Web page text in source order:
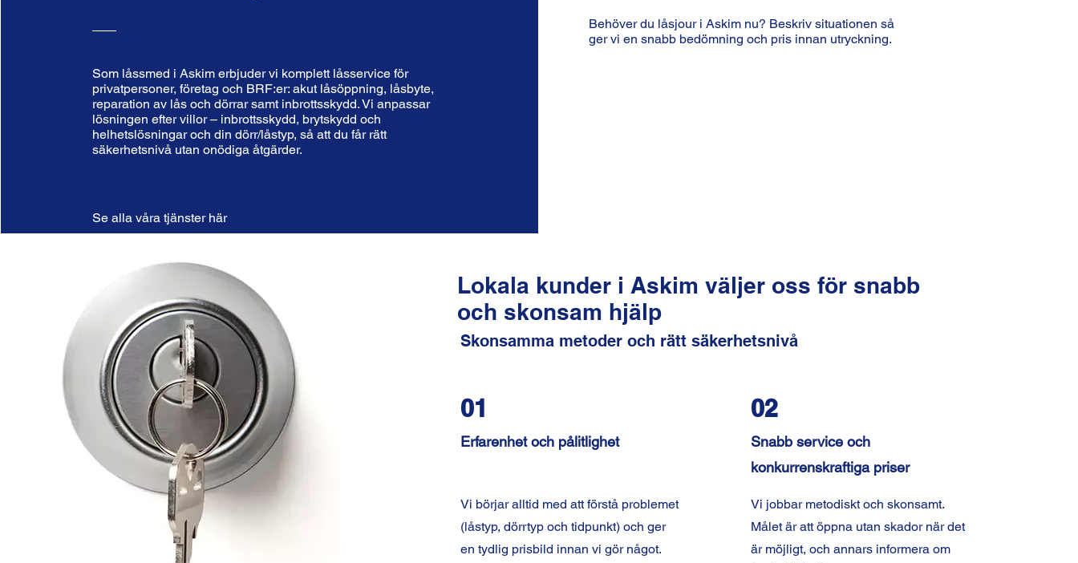
Som låssmed i Askim erbjuder vi komplett låsservice för
privatpersoner, företag och BRF:er: akut låsöppning, låsbyte,
reparation av lås och dörrar samt inbrottsskydd. Vi anpassar
lösningen efter villor – inbrottsskydd, brytskydd och
helhetslösningar och din dörr/låstyp, så att du får rätt
säkerhetsnivå utan onödiga åtgärder.
Se alla våra tjänster här
Behöver du låsjour i Askim nu? Beskriv situationen så
ger vi en snabb bedömning och pris innan utryckning.
Lokala kunder i Askim väljer oss för snabb
och skonsam hjälp
Skonsamma metoder och rätt säkerhetsnivå
01
Erfarenhet och pålitlighet
Vi börjar alltid med att förstå problemet
(låstyp, dörrtyp och tidpunkt) och ger
en tydlig prisbild innan vi gör något.
02
Snabb service och
konkurrenskraftiga priser
Vi jobbar metodiskt och skonsamt.
Målet är att öppna utan skador när det
är möjligt, och annars informera om